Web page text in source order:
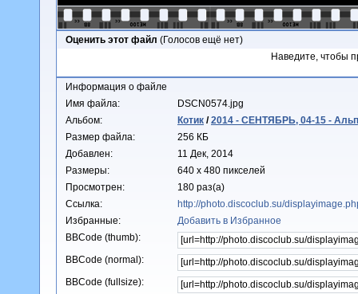
Оценить этот файл (Голосов ещё нет)
Наведите, чтобы
Информация о файле
Имя файла:
DSCN0574.jpg
Альбом:
Котик /2014 - СЕНТЯБРЬ, 04-15 -
Размер файла:
256 КБ
Добавлен:
11 Дек, 2014
Размеры:
640 x 480 пикселей
Просмотрен:
180 раз(а)
Ссылка:
http://photo.discoclub.su/
Избранные:
Добавить в Избранное
BBCode (thumb):
BBCode (normal):
BBCode (fullsize):